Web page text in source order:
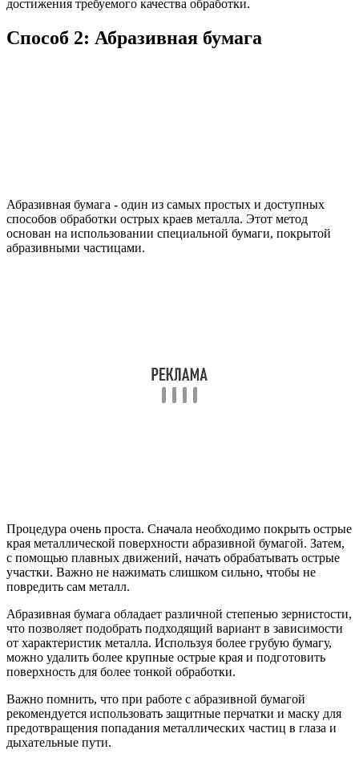
достижения требуемого качества обработки.
Способ 2: Абразивная бумага
Абразивная бумага - один из самых простых и доступных
способов обработки острых краев металла. Этот метод
основан на использовании специальной бумаги, покрытой
абразивными частицами.
Процедура очень проста. Сначала необходимо покрыть острые
края металлической поверхности абразивной бумагой. Затем,
с помощью плавных движений, начать обрабатывать острые
участки. Важно не нажимать слишком сильно, чтобы не
повредить сам металл.
Абразивная бумага обладает различной степенью зернистости,
что позволяет подобрать подходящий вариант в зависимости
от характеристик металла. Используя более грубую бумагу,
можно удалить более крупные острые края и подготовить
поверхность для более тонкой обработки.
Важно помнить, что при работе с абразивной бумагой
рекомендуется использовать защитные перчатки и маску для
предотвращения попадания металлических частиц в глаза и
дыхательные пути.